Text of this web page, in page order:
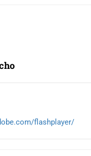
flashplayer/